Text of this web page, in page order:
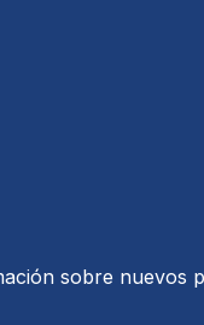
sobre nuevos